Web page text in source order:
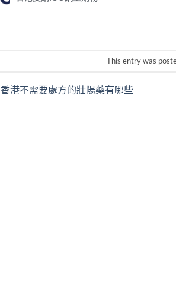
This entry was
香港不需要處方的壯陽藥有哪些